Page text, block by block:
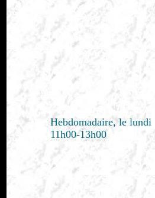
Hebdomadaire, le lundi
11h00-13h00